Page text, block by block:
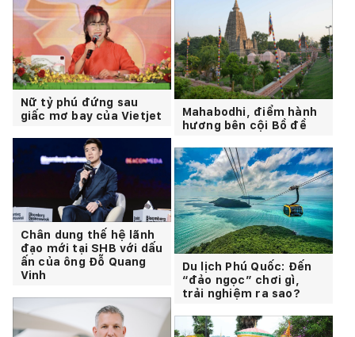
Nữ tỷ phú đứng sau
giấc mơ bay của Vietjet
Chân dung thế hệ lãnh
đạo mới tại SHB với dấu
ấn của ông Đỗ Quang
Vinh
Mahabodhi, điểm hành
hương bên cội Bồ đề
Du lịch Phú Quốc: Đến
“đảo ngọc” chơi gì,
trải nghiệm ra sao?